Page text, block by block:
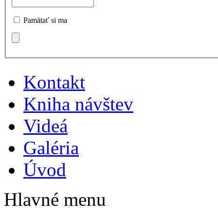
Pamätať si ma
Kontakt
Kniha návštev
Videá
Galéria
Úvod
Hlavné menu